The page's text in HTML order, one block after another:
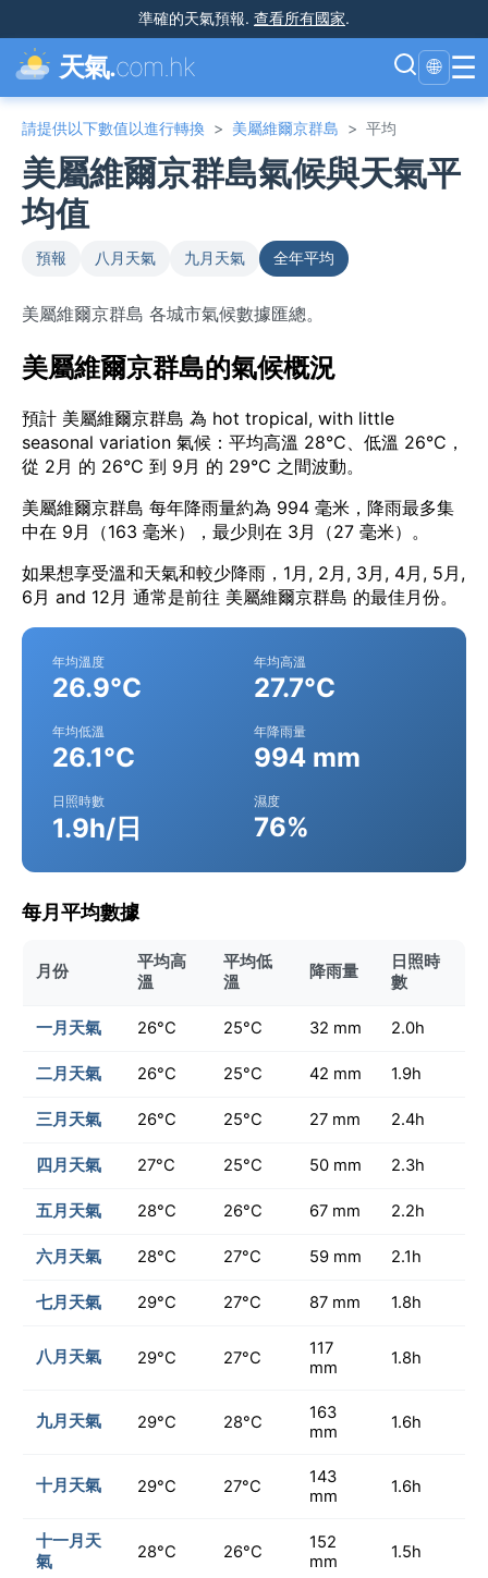
準確的天氣預報. 查看所有國家.
天氣.com.hk 🌐 ☰
請提供以下數值以進行轉換 > 美屬維爾京群島 > 平均
美屬維爾京群島氣候與天氣平
均值
預報 八月天氣 九月天氣 全年平均
美屬維爾京群島 各城市氣候數據匯總。
美屬維爾京群島的氣候概況
預計 美屬維爾京群島 為 hot tropical, with little
seasonal variation 氣候：平均高溫 28°C、低溫 26°C，
從 2月 的 26°C 到 9月 的 29°C 之間波動。
美屬維爾京群島 每年降雨量約為 994 毫米，降雨最多集
中在 9月（163 毫米），最少則在 3月（27 毫米）。
如果想享受溫和天氣和較少降雨，1月, 2月, 3月, 4月, 5月,
6月 and 12月 通常是前往 美屬維爾京群島 的最佳月份。
年均溫度
26.9°C
年均高溫
27.7°C
年均低溫
26.1°C
年降雨量
994 mm
日照時數
1.9h/日
濕度
76%
每月平均數據
月份
平均高
溫
平均低
溫
降雨量
日照時
數
一月天氣 26°C 25°C 32 mm 2.0h
二月天氣 26°C 25°C 42 mm 1.9h
三月天氣 26°C 25°C 27 mm 2.4h
四月天氣 27°C 25°C 50 mm 2.3h
五月天氣 28°C 26°C 67 mm 2.2h
六月天氣 28°C 27°C 59 mm 2.1h
七月天氣 29°C 27°C 87 mm 1.8h
八月天氣 29°C 27°C
117
mm
1.8h
九月天氣 29°C 28°C
163
mm
1.6h
十月天氣 29°C 27°C
143
mm
1.6h
十一月天
氣
28°C 26°C
152
mm
1.5h